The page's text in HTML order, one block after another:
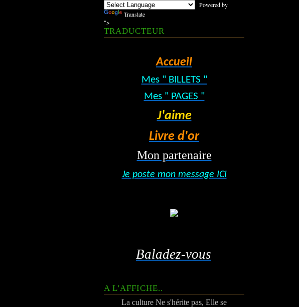
Powered by
Translate
">
TRADUCTEUR
Accueil
Mes " BILLETS "
Mes " PAGES "
J'aime
Livre d'or
Mon partenaire
Je poste mon message ICI
Baladez-vous
A L'AFFICHE..
La culture Ne s'hérite pas, Elle se